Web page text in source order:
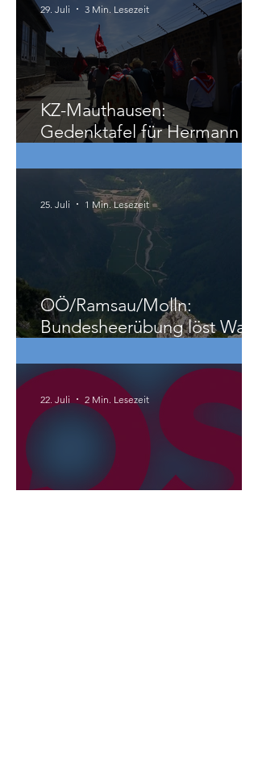
Beschäftigte betroffen
KZ-Mauthausen:
Gedenktafel für Hermann
Köhler
29. Juli 3 Min. Lesezeit
OÖ/Ramsau/Molln:
Bundesheerübung löst Wald-
und Wiesenbrand aus
2 Min. Lesezeit